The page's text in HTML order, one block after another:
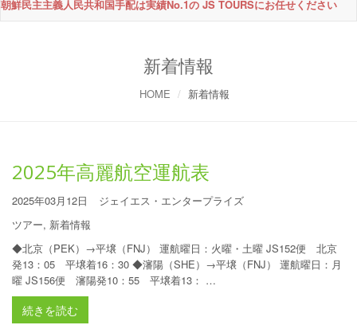
朝鮮民主主義人民共和国手配は実績No.1の JS TOURSにお任せください
新着情報
HOME 新着情報
2025年高麗航空運航表
2025年03月12日
ジェイエス・エンタープライズ
ツアー, 新着情報
◆北京（PEK）→平壌（FNJ） 運航曜日：火曜・土曜 JS152便 北京
発13：05 平壌着16：30 ◆瀋陽（SHE）→平壌（FNJ） 運航曜日：月
曜 JS156便 瀋陽発10：55 平壌着13： …
続きを読む